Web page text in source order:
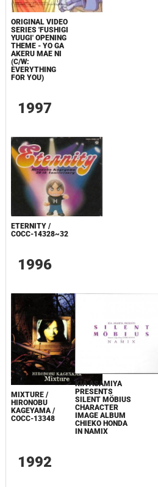
ORIGINAL VIDEO
SERIES 'FUSHIGI
YUUGI' OPENING
THEME - YO GA
AKERU MAE NI
(C/W:
EVERYTHING
FOR YOU)
1997
ETERNITY /
COCC-14328~32
1996
MIXTURE /
HIRONOBU
KAGEYAMA /
COCC-13348
KIA ASAMIYA
PRESENTS
SILENT MÖBIUS
CHARACTER
IMAGE ALBUM
CHIEKO HONDA
IN NAMIX
1992